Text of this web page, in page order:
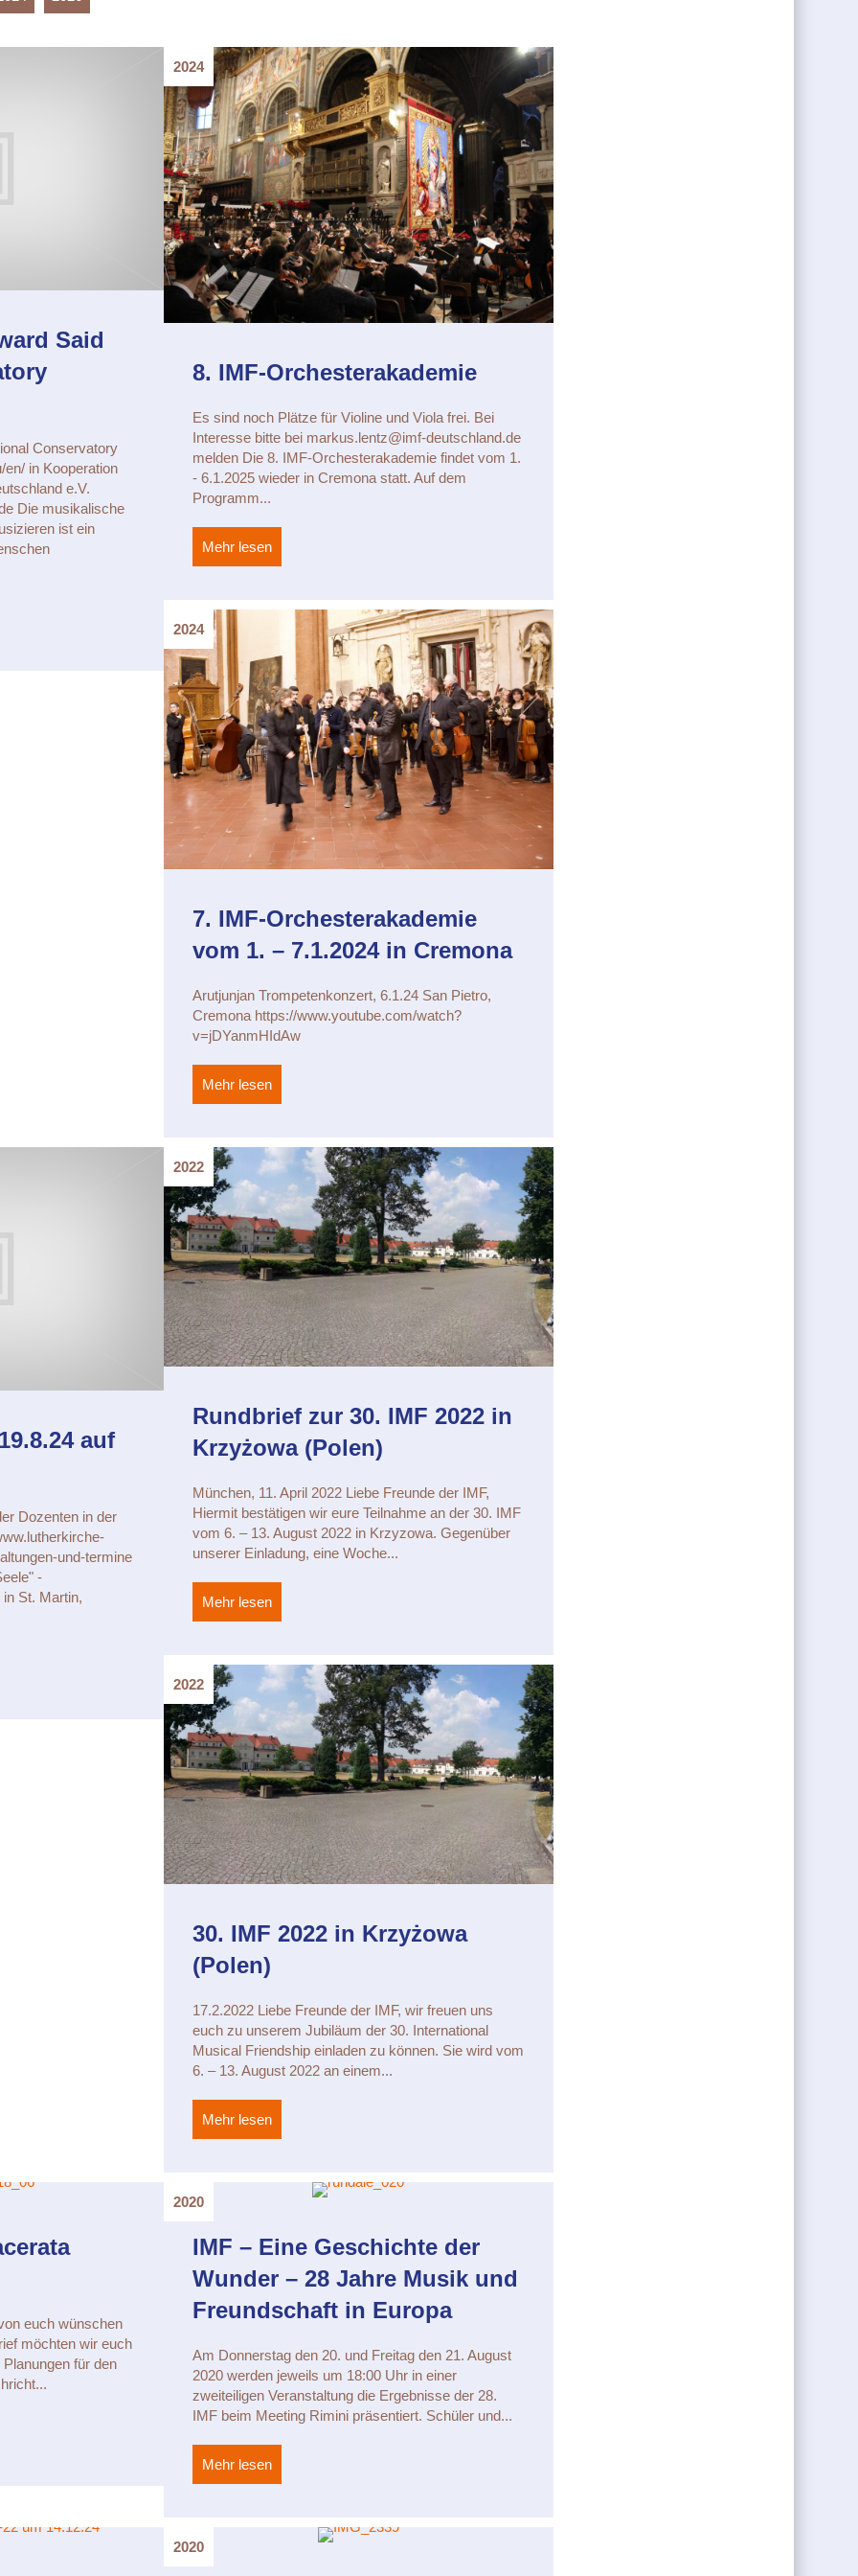
Said
Conservatory
in Kooperation
e.V.
Die musikalische
ist ein
Edward Said National Conservatory Palestina
2024
8. IMF-Orchesterakademie
Es sind noch Plätze für Violine und Viola frei. Bei
Interesse bitte bei markus.lentz@imf-deutschland.de
melden Die 8. IMF-Orchesterakademie findet vom 1.
- 6.1.2025 wieder in Cremona statt. Auf dem
Programm...
Mehr lesen
2024
7. IMF-Orchesterakademie
vom 1. – 7.1.2024 in Cremona
Arutjunjan Trompetenkonzert, 6.1.24 San Pietro,
Cremona https://www.youtube.com/watch?
v=jDYanmHIdAw
Mehr lesen
auf
Dozenten in der
und-termine
-
St. Martin,
– 19.8.24 auf Burg Schwaneck
2022
Rundbrief zur 30. IMF 2022 in
Krzyżowa (Polen)
München, 11. April 2022 Liebe Freunde der IMF,
Hiermit bestätigen wir eure Teilnahme an der 30. IMF
vom 6. – 13. August 2022 in Krzyzowa. Gegenüber
unserer Einladung, eine Woche...
Mehr lesen
2022
30. IMF 2022 in Krzyżowa
(Polen)
17.2.2022 Liebe Freunde der IMF, wir freuen uns
euch zu unserem Jubiläum der 30. International
Musical Friendship einladen zu können. Sie wird vom
6. – 13. August 2022 an einem...
Mehr lesen
euch wünschen
möchten wir euch
für den
2020
IMF – Eine Geschichte der
Wunder – 28 Jahre Musik und
Freundschaft in Europa
Am Donnerstag den 20. und Freitag den 21. August
2020 werden jeweils um 18:00 Uhr in einer
zweiteiligen Veranstaltung die Ergebnisse der 28.
IMF beim Meeting Rimini präsentiert. Schüler und...
Mehr lesen
2020